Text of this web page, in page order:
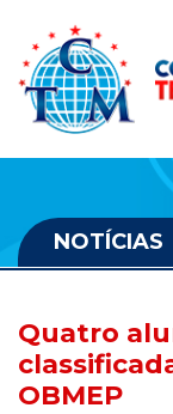
NOTÍCIAS
Quatro
OBMEP